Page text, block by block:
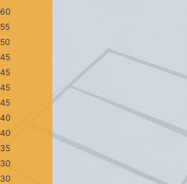
60
55
50
45
45
45
45
40
40
35
30
30